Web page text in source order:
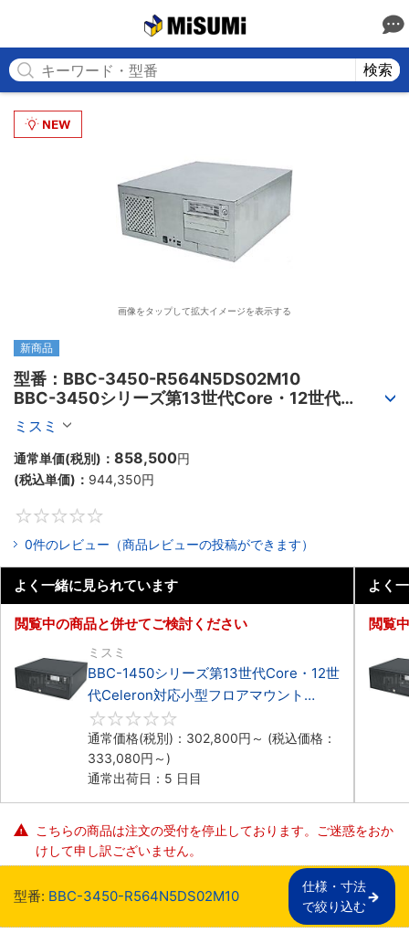
検索
画像をタップして拡大イメージを表示する
新商品
型番：BBC-3450-R564N5DS02M10
BBC-3450シリーズ第13世代Core・12世代
Celeron対応フロアマウント4PCIe
ミスミ
通常単価(税別)： 858,500円
(税込単価)： 944,350円
0件のレビュー（商品レビューの投稿ができます）
よく一緒に見られています
閲覧中の商品と併せてご検討ください
ミスミ
BBC-1450シリーズ第13世代Core・12世
代Celeron対応小型フロアマウント
4PCIe
通常価格(税別)： 302,800円 ～ (税込価格：
333,080円 ～)
通常出荷日：5 日目
よく
閲覧
こちらの商品は注文の受付を停止しております。ご迷惑をおか
けして申し訳ございません。
型番: BBC-3450-R564N5DS02M10
仕様・寸法
で絞り込む